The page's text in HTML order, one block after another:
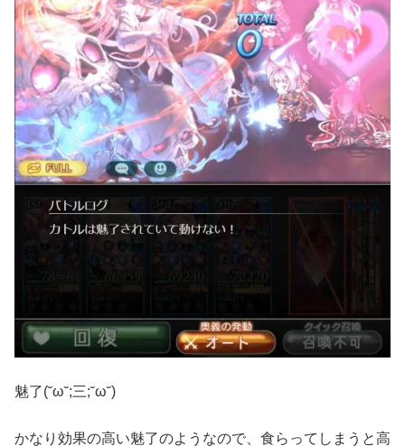
魅了(˘ω˘;三;˘ω˘)
かなり効果の高い魅了のようなので、食らってしまうと高